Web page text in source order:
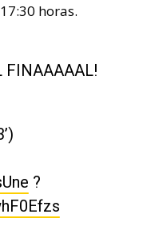
horas.
FINAAAAAL!
?